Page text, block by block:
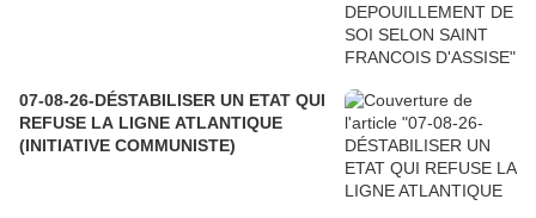
07-08-26-DÉSTABILISER UN ETAT QUI
REFUSE LA LIGNE ATLANTIQUE
(INITIATIVE COMMUNISTE)